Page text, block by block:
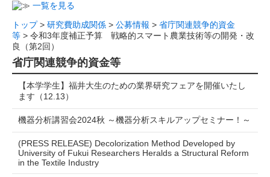
一覧を見る
トップ> 研究費助成関係 > 公募情報 > 省庁関連競争的資金
等 > 令和3年度補正予算 戦略的スマート農業技術等の開発・改
良（第2回）
省庁関連競争的資金等
【本学学生】福井大生のための業界研究フェアを開催いたし
ます（12.13）
機器分析講習会2024秋 ～機器分析スキルアップセミナー！～
(PRESS RELEASE) Decolorization Method Developed by
University of Fukui Researchers Heralds a Structural Reform
in the Textile Industry